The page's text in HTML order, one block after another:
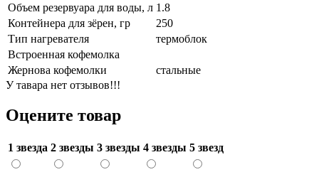
Объем резервуара для воды, л 1.8
Контейнера для зёрен, гр
250
Тип нагревателя
термоблок
Встроенная кофемолка
Жернова кофемолки
стальные
У тавара нет отзывов!!!
Оцените товар
1 звезда 2 звезды 3 звезды 4 звезды 5 звезд